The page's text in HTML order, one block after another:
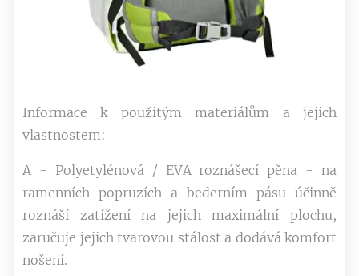
Informace k použitým materiálům a jejich
vlastnostem:
A - Polyetylénová / EVA roznášecí pěna - na
ramenních popruzích a bederním pásu účinně
roznáší zatížení na jejich maximální plochu,
zaručuje jejich tvarovou stálost a dodává komfort
nošení.